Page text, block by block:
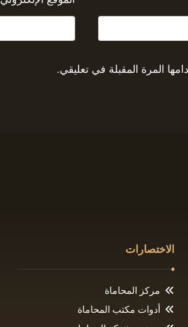
المرة المقبلة في تعليقي.
الاختصارات
مركز المحاماة
أدوات مكتب المحاماة